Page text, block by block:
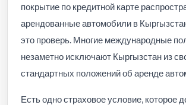
покрытие по кредитной карте
арендованные автомобили в
это проверь. Многие международные
незаметно исключают Кыргызстан из
стандартных положений об аренде
Есть одно страховое условие, которое